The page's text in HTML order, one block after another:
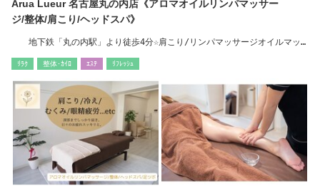
Arua Lueur 名古屋丸の内店《アロマオイルリンパマッサー
ジ/整体/肩こり/ヘッドスパ》
地下鉄「丸の内駅」より徒歩4分☆肩こり/リンパマッサージオイルマッ
ﾘﾗｸ 整体･ｶｲﾛ ｴｽﾃ ﾘﾌﾚｯｼｭ